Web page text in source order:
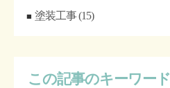
塗装工事(15)
この記事のキーワード